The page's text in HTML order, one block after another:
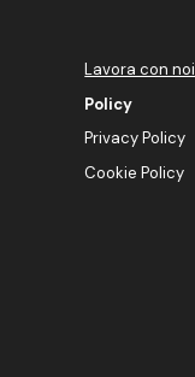
Lavora con noi
Policy
Privacy Policy
Cookie Policy